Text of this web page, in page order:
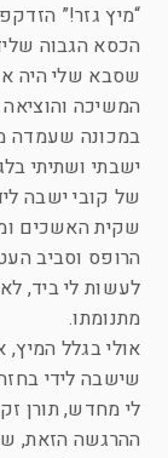
“מיץ גזר!”
הכסא הגבוה
שסבא שלי היה
המשיכה
במכונה שעמדה
ישבתי ושתיתי
של קובי ישבה
שקית האשכים
הרופס וסביב
לעשות לי ביד,
מתנומתו.
אולי בגלל
שישבה לידי
לי מחדש, תורן
ההרגשה הזאת,